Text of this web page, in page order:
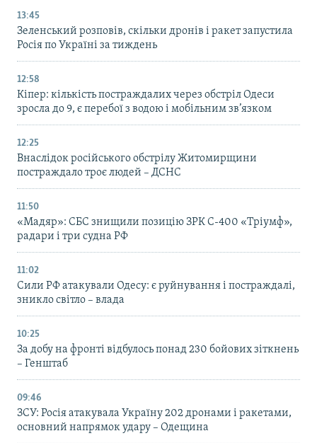
13:45
Зеленський розповів, скільки дронів і ракет запустила
Росія по Україні за тиждень
12:58
Кіпер: кількість постраждалих через обстріл Одеси
зросла до 9, є перебої з водою і мобільним зв’язком
12:25
Внаслідок російського обстрілу Житомирщини
постраждало троє людей – ДСНС
11:50
«Мадяр»: СБС знищили позицію ЗРК С-400 «Тріумф»,
радари і три судна РФ
11:02
Сили РФ атакували Одесу: є руйнування і постраждалі,
зникло світло – влада
10:25
За добу на фронті відбулось понад 230 бойових зіткнень
– Генштаб
09:46
ЗСУ: Росія атакувала Україну 202 дронами і ракетами,
основний напрямок удару – Одещина